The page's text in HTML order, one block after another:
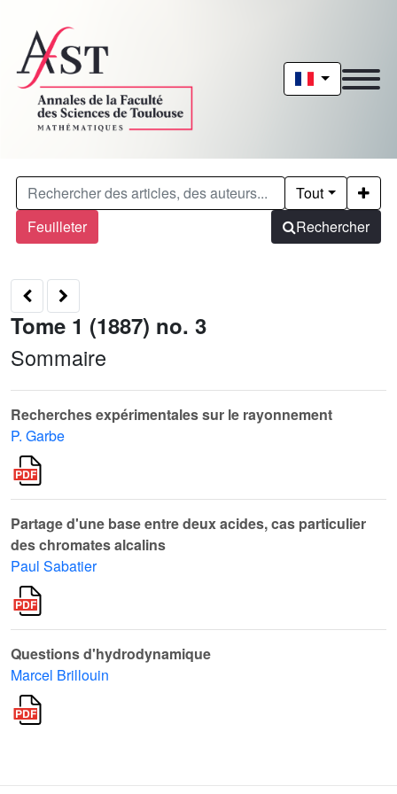
Feuilleter
Tout
Rechercher
Tome 1 (1887) no. 3
Sommaire
Recherches expérimentales sur le rayonnement
P. Garbe
Partage d'une base entre deux acides, cas particulier
des chromates alcalins
Paul Sabatier
Questions d'hydrodynamique
Marcel Brillouin